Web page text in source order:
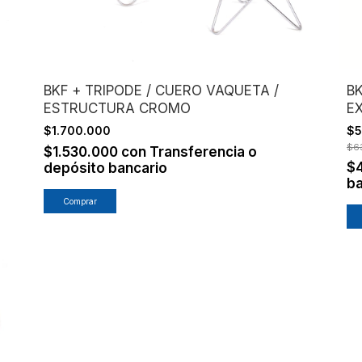
BKF + TRIPODE / CUERO VAQUETA /
ESTRUCTURA CROMO
$1.700.000
$1.530.000 con Transferencia o
depósito bancario
Comprar